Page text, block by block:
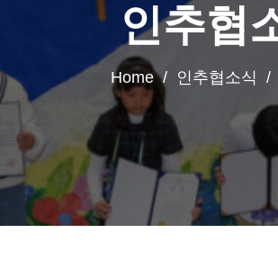
인추협
Home / 인추협소식 /